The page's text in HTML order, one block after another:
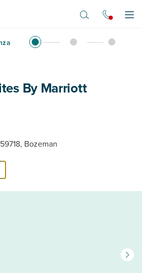
By Marriott
Bozeman